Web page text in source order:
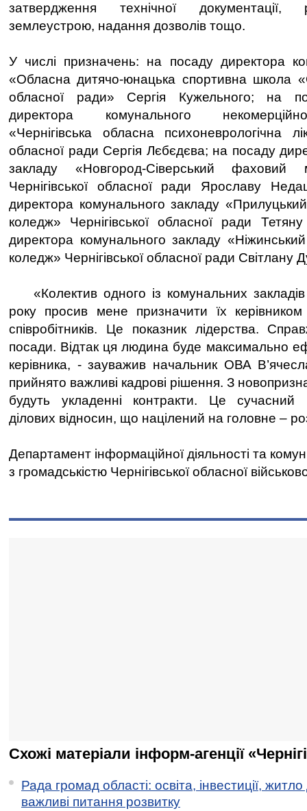
затвердження технічної документації,
землеустрою, надання дозволів тощо.
У числі призначень: на посаду директора
«Обласна дитячо-юнацька спортивна школа
обласної ради» Сергія Кужельного; на
директора комунального
«Чернігівська обласна психоневрологічна
обласної ради Сергія Лєбєдєва; на посаду
закладу «Новгород-Сіверський фаховий
Чернігівської обласної ради Ярославу
директора комунального закладу
коледж» Чернігівської обласної ради
директора комунального закладу
коледж» Чернігівської обласної ради Світлану
«Колектив одного із комунальних закладів
року просив мене призначити їх
співробітників. Це показник лідерства.
посади. Відтак ця людина буде максимально
керівника, - зауважив начальник ОВА
прийнято важливі кадрові рішення. З
будуть укладенні контракти. Це сучасний
ділових відносин, що націлений на головне –
Департамент інформаційної діяльності та
з громадськістю Чернігівської обласної
Схожі матеріали інформ-агенції
Рада громад області: освіта, інвестиції,
важливі питання розвитку